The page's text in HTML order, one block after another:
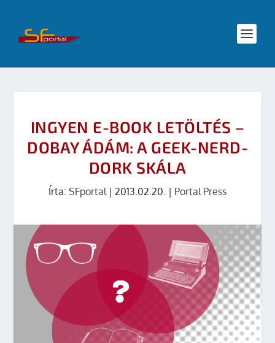
INGYEN E-BOOK LETÖLTÉS –
DOBAY ÁDÁM: A GEEK-NERD-
DORK SKÁLA
Írta: SFportal| 2013.02.20. | Portal Press